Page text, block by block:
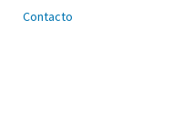
Contacto